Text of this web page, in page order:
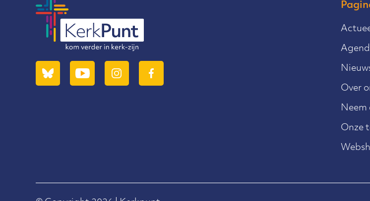
Over
Neem
Onze